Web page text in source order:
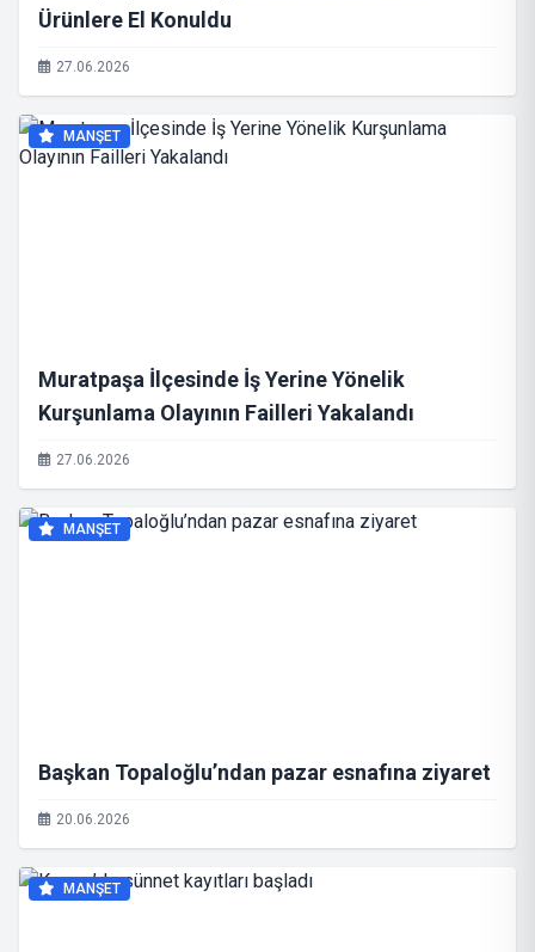
Ürünlere El Konuldu
27.06.2026
MANŞET
Muratpaşa İlçesinde İş Yerine Yönelik
Kurşunlama Olayının Failleri Yakalandı
27.06.2026
MANŞET
Başkan Topaloğlu’ndan pazar esnafına ziyaret
20.06.2026
MANŞET